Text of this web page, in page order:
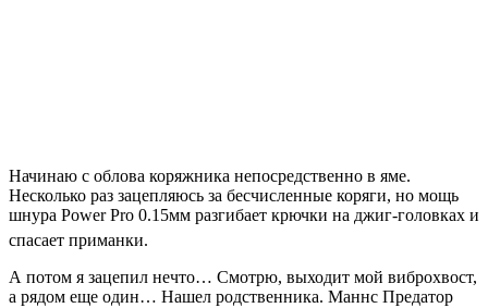
Начинаю с облова коряжника непосредственно в яме.
Несколько раз зацепляюсь за бесчисленные коряги, но мощь
шнура Power Pro 0.15мм разгибает крючки на джиг-головках и
спасает приманки.
А потом я зацепил нечто… Смотрю, выходит мой виброхвост,
а рядом еще один… Нашел родственника. Маннс Предатор